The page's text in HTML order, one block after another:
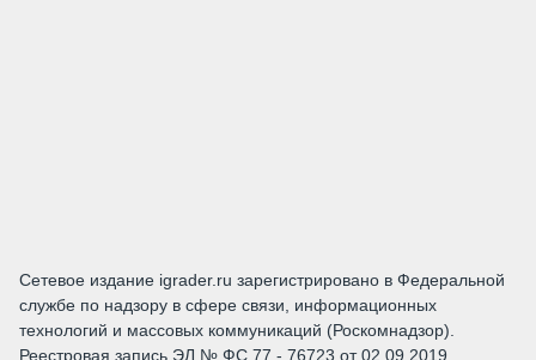
Сетевое издание igrader.ru зарегистрировано в Федеральной
службе по надзору в сфере связи, информационных
технологий и массовых коммуникаций (Роскомнадзор).
Реестровая запись ЭЛ № ФС 77 - 76723 от 02.09.2019